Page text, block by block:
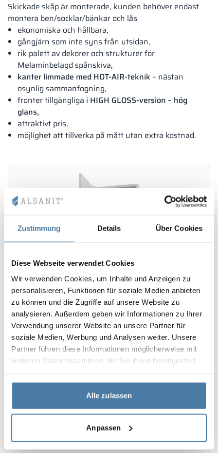
Zustimmung Details Über Cookies
Diese Webseite verwendet Cookies
Wir verwenden Cookies, um Inhalte und Anzeigen zu
personalisieren, Funktionen für soziale Medien anbieten
zu können und die Zugriffe auf unsere Website zu
analysieren. Außerdem geben wir Informationen zu Ihrer
Verwendung unserer Website an unsere Partner für
soziale Medien, Werbung und Analysen weiter. Unsere
Partner führen diese Informationen möglicherweise mit
weiteren Daten zusammen, die Sie ihnen bereitgestellt
gesammelt haben.
Alle zulassen
Anpassen
Skickade skåp är monterade, kunden behöver endast
montera ben/socklar/bänkar och lås
ekonomiska och hållbara,
gångjärn som inte syns från utsidan,
rik palett av dekorer och strukturer för
Melaminbelagd spånskiva,
kanter limmade med HOT-AIR-teknik – nästan
osynlig sammanfogning,
fronter tillgängliga i HIGH GLOSS-version – hög
glans,
attraktivt pris,
möjlighet att tillverka på mått utan extra kostnad.
Material och färger